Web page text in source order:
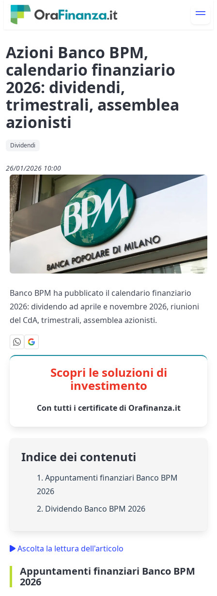
Azioni Banco BPM,
calendario finanziario
2026: dividendi,
trimestrali, assemblea
azionisti
Dividendi
26/01/2026 10:00
Banco BPM ha pubblicato il calendario finanziario
2026: dividendo ad aprile e novembre 2026, riunioni
del CdA, trimestrali, assemblea azionisti.
Scopri le soluzioni di
investimento
Con tutti i certificate di Orafinanza.it
Indice dei contenuti
1. Appuntamenti finanziari Banco BPM
2026
2. Dividendo Banco BPM 2026
Ascolta la lettura dell'articolo
Appuntamenti finanziari Banco BPM
2026